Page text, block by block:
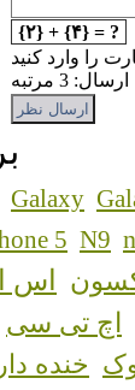
{۲} + {۴} = ?
را وارد کنید
3 مرتبه
Galaxy
5 N9
اس
اچ تی سی
خنده دار